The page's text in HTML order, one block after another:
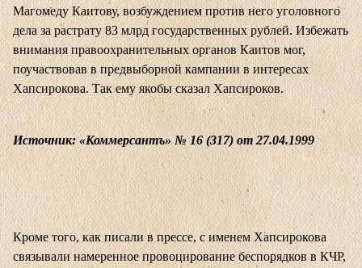
Магомеду Каитову, возбуждением против него уголовного
дела за растрату 83 млрд государственных рублей. Избежать
внимания правоохранительных органов Каитов мог,
поучаствовав в предвыборной кампании в интересах
Хапсирокова. Так ему якобы сказал Хапсироков.
Источник: «Коммерсантъ» № 16 (317) от 27.04.1999
Кроме того, как писали в прессе, с именем Хапсирокова
связывали намеренное провоцирование беспорядков в КЧР,